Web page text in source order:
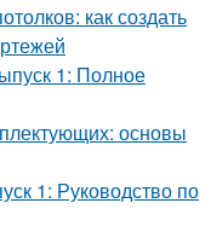
как создать
1: Полное
основы
1: Руководство по